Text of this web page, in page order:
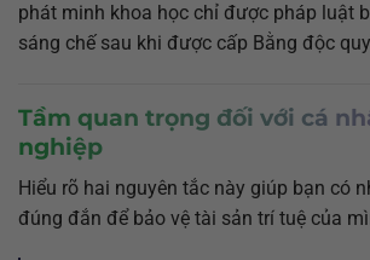
phát minh khoa học chỉ được pháp luật
sáng chế sau khi được cấp Bằng độc
Tầm quan trọng đối với cá
nghiệp
Hiểu rõ hai nguyên tắc này giúp bạn có
đúng đắn để bảo vệ tài sản trí tuệ của